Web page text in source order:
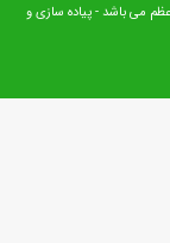
می باشد - پیاده سازی و